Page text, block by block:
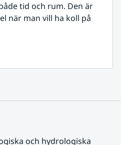
tid och rum. Den är
när man vill ha koll på
och hydrologiska